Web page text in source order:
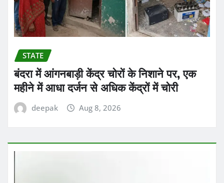
STATE
बंदरा में आंगनबाड़ी केंद्र चोरों के निशाने पर, एक
महीने में आधा दर्जन से अधिक केंद्रों में चोरी
deepak Aug 8, 2026